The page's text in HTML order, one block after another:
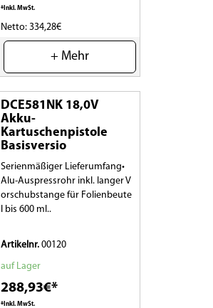
*Inkl. MwSt.
Netto: 334,28€
(0)
+ Mehr
DCE581NK 18,0V
Akku-
Kartuschenpistole
Basisversio
Serienmäßiger Lieferumfang•
Alu-Auspressrohr inkl. langer V
orschubstange für Folienbeute
l bis 600 ml..
Artikelnr. 00120
auf Lager
288,93€*
*Inkl. MwSt.